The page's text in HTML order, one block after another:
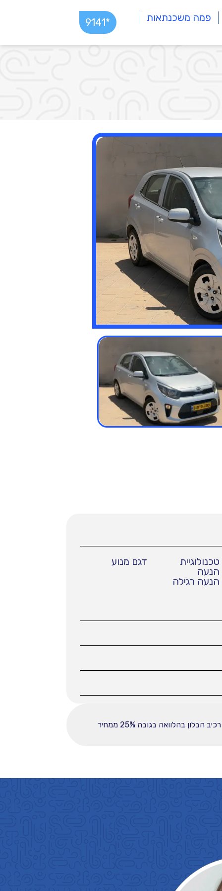
פמה משכנתאות *9141
טכנולוגיית
הנעה
הנעה רגילה
דגם מנוע
ההחזר החודשי לחודש המפורט לעיל מבוסס על עסקה הכוללת מקדמה בסך 18750, ובפריסה ל-60 תשלומים. רכיב הבלון בהלוואה בגובה 25% ממחיר